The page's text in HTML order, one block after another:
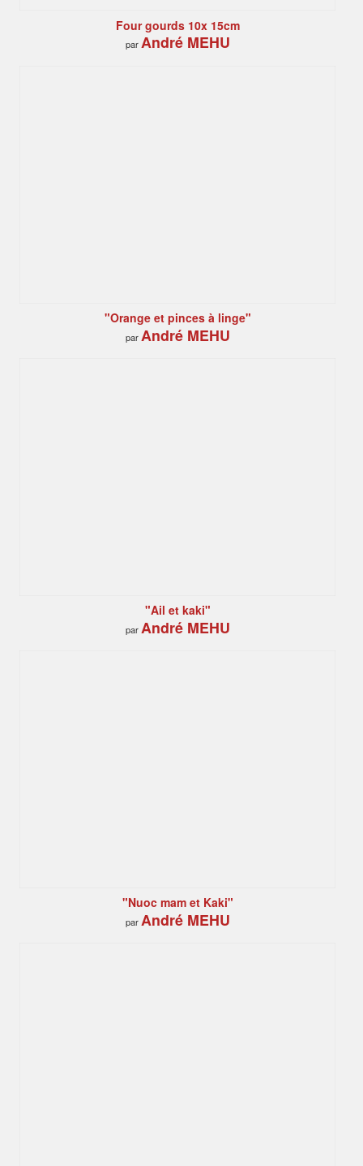
Four gourds 10x 15cm
parAndré MEHU
"Orange et pinces à linge"
parAndré MEHU
"Ail et kaki"
parAndré MEHU
"Nuoc mam et Kaki"
parAndré MEHU